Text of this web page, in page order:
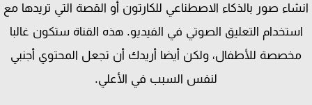
صور بالذكاء الاصطناعي للكارتون أو القصة التي تريدها مع
التعليق الصوتي في الفيديو. هذه القناة ستكون غالبا
للأطفال، ولكن أيضا أريدك أن تجعل المحتوي أجنبي
لنفس السبب في الأعلي.